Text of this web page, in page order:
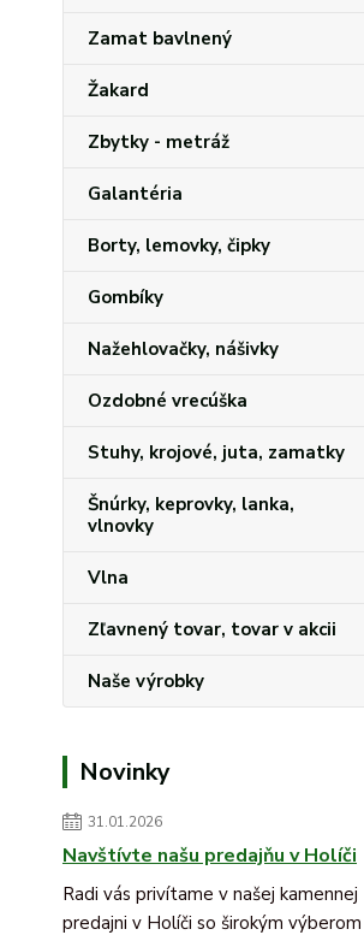
Zamat bavlnený
Žakard
Zbytky - metráž
Galantéria
Borty, lemovky, čipky
Gombíky
Nažehlovačky, nášivky
Ozdobné vrecúška
Stuhy, krojové, juta, zamatky
Šnúrky, keprovky, lanka,
vlnovky
Vlna
Zľavnený tovar, tovar v akcii
Naše výrobky
Novinky
31.01.2026
Navštívte našu predajňu v Holíči
Radi vás privítame v našej kamennej
predajni v Holíči so širokým výberom